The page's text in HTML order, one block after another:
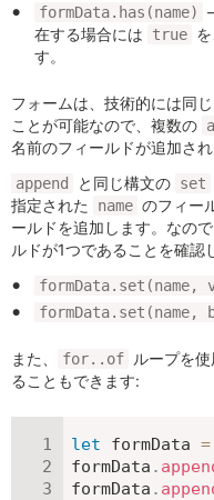
formData.has(name)
在する場合には
true
す。
フォームは、技術的には同じ
ことが可能なので、複数の
名前のフィールドが追加され
append と同じ構文の set
指定された
name のフィー
ールドを追加します。なので
ルドが1つであることを確認
formData.set(name,
formData.set(name,
また、 for..of
ループを
ることもできます:
let formData =
formData .
formData .